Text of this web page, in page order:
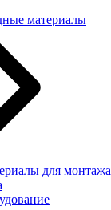
материалы
для монтажа